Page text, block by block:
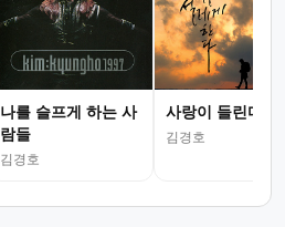
나를 슬프게 하는 사
람들
김경호
사랑이 들린다면
김경호